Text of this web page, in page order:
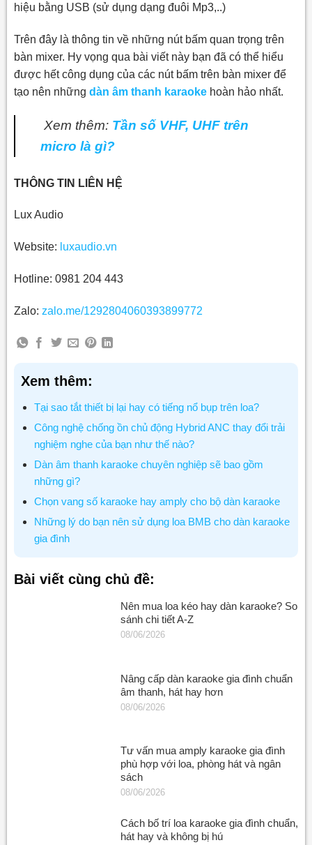
hiệu bằng USB (sử dụng dạng đuôi Mp3,..)
Trên đây là thông tin về những nút bấm quan trọng trên
bàn mixer. Hy vọng qua bài viết này bạn đã có thể hiểu
được hết công dụng của các nút bấm trên bàn mixer để
tạo nên những dàn âm thanh karaokehoàn hảo nhất.
Xem thêm: Tần số VHF, UHF trên
micro là gì?
THÔNG TIN LIÊN HỆ
Lux Audio
Website: luxaudio.vn
Hotline: 0981 204 443
Zalo: zalo.me/1292804060393899772
Xem thêm:
Tại sao tắt thiết bị lại hay có tiếng nổ bụp trên loa?
Công nghệ chống ồn chủ động Hybrid ANC thay đổi trải
nghiệm nghe của bạn như thế nào?
Dàn âm thanh karaoke chuyên nghiệp sẽ bao gồm
những gì?
Chọn vang số karaoke hay amply cho bộ dàn karaoke
Những lý do bạn nên sử dụng loa BMB cho dàn karaoke
gia đình
Bài viết cùng chủ đề:
Nên mua loa kéo hay dàn karaoke? So
sánh chi tiết A-Z
08/06/2026
Nâng cấp dàn karaoke gia đình chuẩn
âm thanh, hát hay hơn
08/06/2026
Tư vấn mua amply karaoke gia đình
phù hợp với loa, phòng hát và ngân
sách
08/06/2026
Cách bố trí loa karaoke gia đình chuẩn,
hát hay và không bị hú